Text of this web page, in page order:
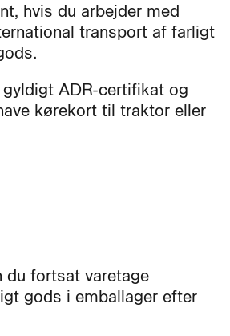
hvis du arbejder med
transport af farligt
ADR-certifikat og
kørekort til traktor eller
du fortsat varetage
gods i emballager efter